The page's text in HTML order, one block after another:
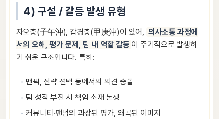
4) 구설 / 갈등 발생 유형
자오충(子午沖), 갑경충(甲庚沖)이 있어, 의사소통 과정에
서의 오해, 평가 문제, 팀 내 역할 갈등 이 주기적으로 발생하
기 쉬운 구조입니다. 특히:
밴픽, 전략 선택 등에서의 의견 충돌
팀 성적 부진 시 책임 소재 논쟁
커뮤니티·팬덤의 과장된 평가, 왜곡된 이미지